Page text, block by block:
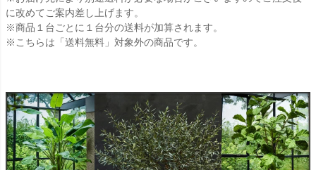
に改めてご案内差し上げます。
※商品１台ごとに１台分の送料が加算されます。
※こちらは「送料無料」対象外の商品です。